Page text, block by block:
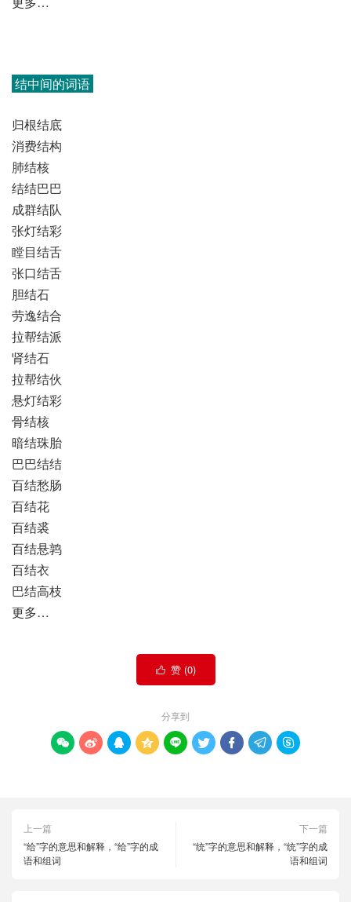
结中间的词语
归根结底
消费结构
肺结核
结结巴巴
成群结队
张灯结彩
瞠目结舌
张口结舌
胆结石
劳逸结合
拉帮结派
肾结石
拉帮结伙
悬灯结彩
骨结核
暗结珠胎
巴巴结结
百结愁肠
百结花
百结裘
百结悬鹑
百结衣
巴结高枝
更多…
 赞 (0)
分享到
        
上一篇
“给”字的意思和解释，“给”字的成
语和组词
下一篇
“统”字的意思和解释，“统”字的成
语和组词